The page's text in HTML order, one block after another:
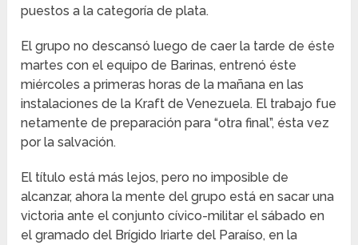
puestos a la categoría de plata.
El grupo no descansó luego de caer la tarde de éste
martes con el equipo de Barinas, entrenó éste
miércoles a primeras horas de la mañana en las
instalaciones de la Kraft de Venezuela. El trabajo fue
netamente de preparación para “otra final”, ésta vez
por la salvación.
El título está más lejos, pero no imposible de
alcanzar, ahora la mente del grupo está en sacar una
victoria ante el conjunto cívico-militar el sábado en
el gramado del Brígido Iriarte del Paraíso, en la